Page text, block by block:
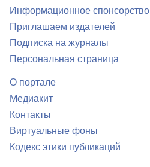
Информационное спонсорство
Приглашаем издателей
Подписка на журналы
Персональная страница
О портале
Медиакит
Контакты
Виртуальные фоны
Кодекс этики публикаций